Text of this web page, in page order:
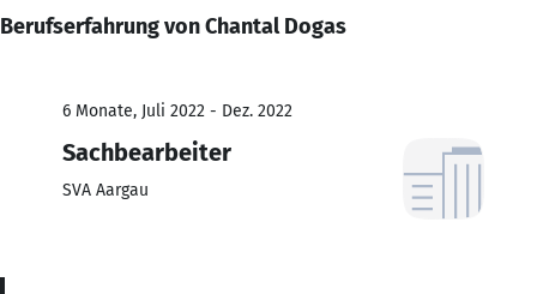
Berufserfahrung von Chantal Dogas
6 Monate, Juli 2022 - Dez. 2022
Sachbearbeiter
SVA Aargau